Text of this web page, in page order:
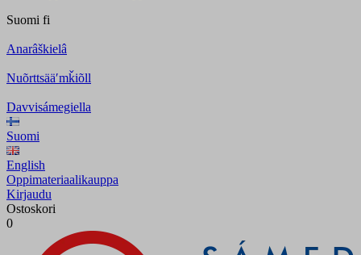
Suomi fi
Anarâškielâ
Nuõrttsääʹmǩiõll
Davvisámegiella
Suomi
English
Oppimateriaalikauppa
Kirjaudu
Ostoskori
0